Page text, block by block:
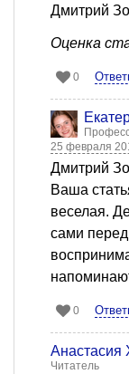
Дмитрий
Оценка
0
25 февраля
Дмитрий
Ваша
веселая.
сами
0
Анастасия
Читатель